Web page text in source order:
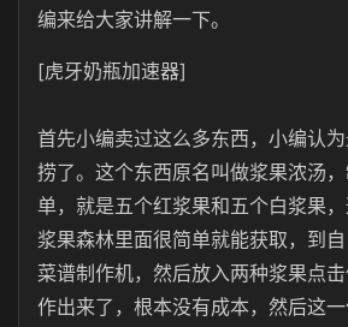
编来给大家讲解一下。
[虎牙奶瓶加速器]
首先小编卖过这么多东西，小编认
捞了。这个东西原名叫做浆果浓汤
单，就是五个红浆果和五个白浆果
浆果森林里面很简单就能获取，到
菜谱制作机，然后放入两种浆果点
作出来了，根本没有成本，然后这